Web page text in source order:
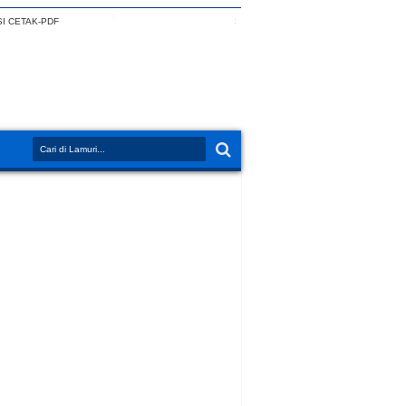
CETAK-PDF